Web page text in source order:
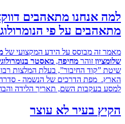
אנחנו מתאהבים דווקא
על פי הנומרולוגיה
זה מבוסס על הידע המקצועי שלמיקי
זוהרמחיפה ,מאסטר בנומרולוגיה
החיבור”, בעלת המלצות רבות
מפת הדרכים של הנשמה - סדרה
השם, תאריך הלידה והבחירות
בעיר לא עוצר